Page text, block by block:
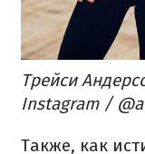
Трейси
Instagram /
Также, как